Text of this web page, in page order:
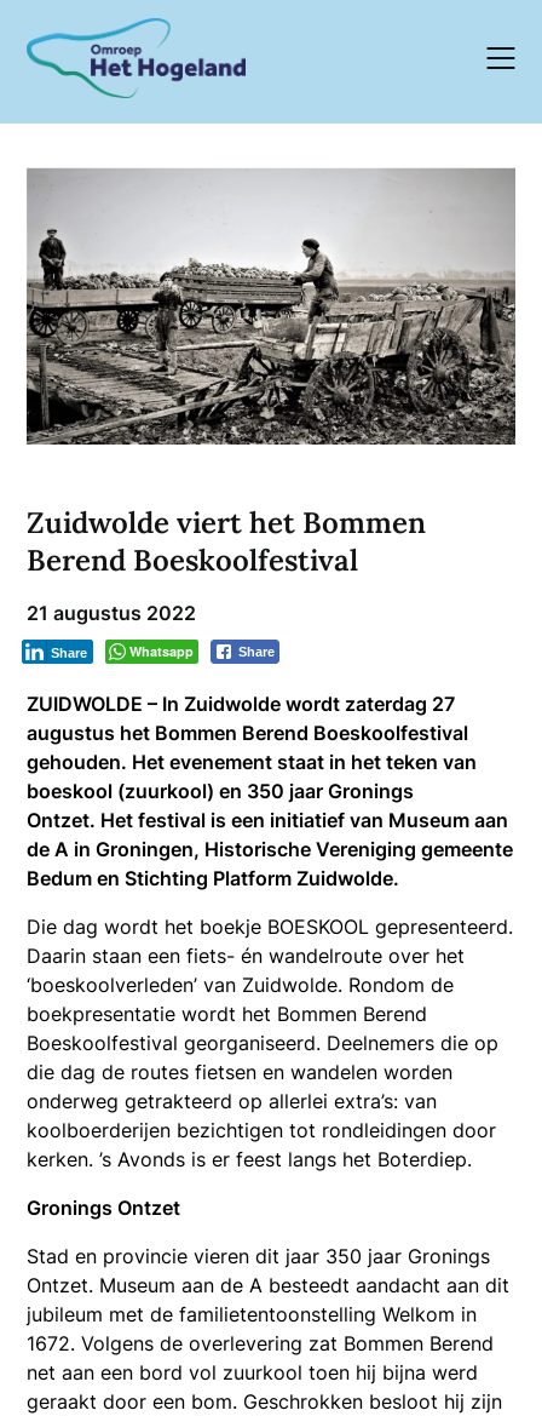
content
Zuidwolde viert het Bommen
Berend Boeskoolfestival
21 augustus 2022
Whatsapp Share
Share
ZUIDWOLDE – In Zuidwolde wordt zaterdag 27
augustus het Bommen Berend Boeskoolfestival
gehouden. Het evenement staat in het teken van
boeskool (zuurkool) en 350 jaar Gronings
Ontzet. Het festival is een initiatief van Museum aan
de A in Groningen, Historische Vereniging gemeente
Bedum en Stichting Platform Zuidwolde.
Die dag wordt het boekje BOESKOOL gepresenteerd.
Daarin staan een fiets- én wandelroute over het
‘boeskoolverleden’ van Zuidwolde. Rondom de
boekpresentatie wordt het Bommen Berend
Boeskoolfestival georganiseerd. Deelnemers die op
die dag de routes fietsen en wandelen worden
onderweg getrakteerd op allerlei extra’s: van
koolboerderijen bezichtigen tot rondleidingen door
kerken. ’s Avonds is er feest langs het Boterdiep.
Gronings Ontzet
Stad en provincie vieren dit jaar 350 jaar Gronings
Ontzet. Museum aan de A besteedt aandacht aan dit
jubileum met de familietentoonstelling Welkom in
1672. Volgens de overlevering zat Bommen Berend
net aan een bord vol zuurkool toen hij bijna werd
geraakt door een bom. Geschrokken besloot hij zijn